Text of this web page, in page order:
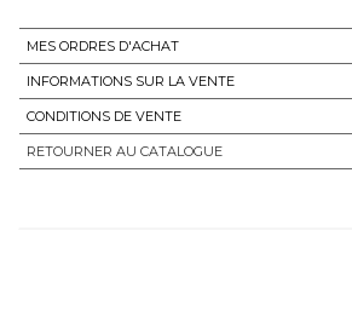
MES ORDRES D'ACHAT
INFORMATIONS SUR LA VENTE
CONDITIONS DE VENTE
RETOURNER AU CATALOGUE